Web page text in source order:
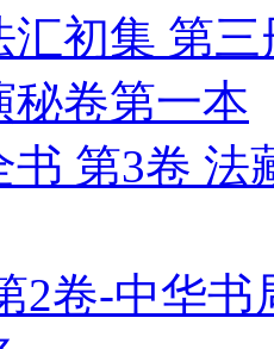
汇初集 第
秘卷第一本
书 第3卷 法
2卷-中华书